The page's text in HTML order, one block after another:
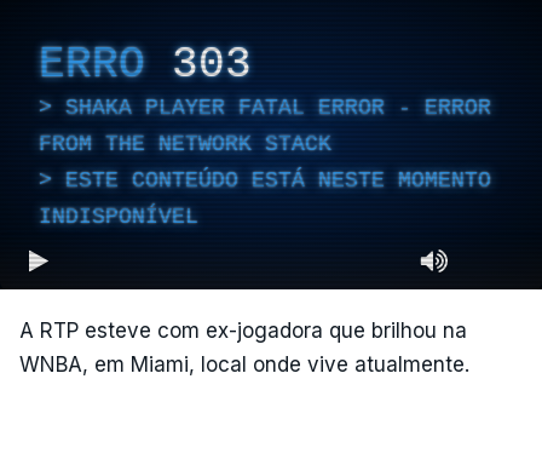
ERRO 303
SHAKA PLAYER FATAL ERROR - ERROR
FROM THE NETWORK STACK
ESTE CONTEÚDO ESTÁ NESTE MOMENTO
INDISPONÍVEL
A RTP esteve com ex-jogadora que brilhou na
WNBA, em Miami, local onde vive atualmente.